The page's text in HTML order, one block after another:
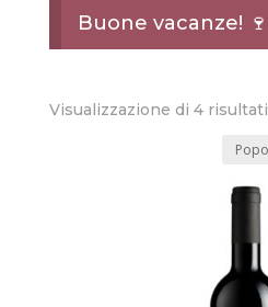
Buone vacanze! 🍷
Visualizzazione di 4 risultati